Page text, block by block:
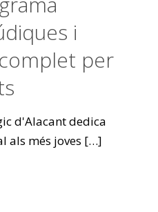
i
per
d'Alacant dedica
als més joves […]